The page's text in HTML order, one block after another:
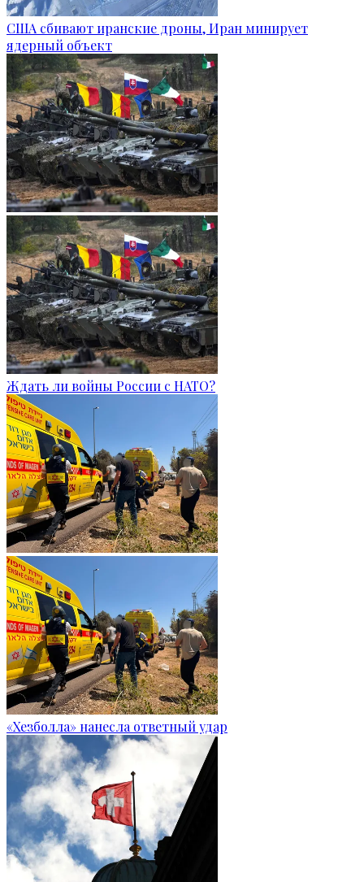
США сбивают иранские дроны, Иран минирует
ядерный объект
Ждать ли войны России с НАТО?
«Хезболла» нанесла ответный удар